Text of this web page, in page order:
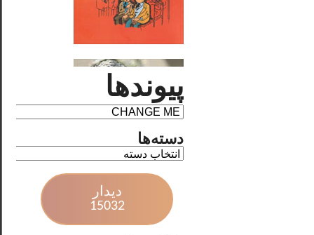
پیوندها
دسته‌ها
دیدار
15032